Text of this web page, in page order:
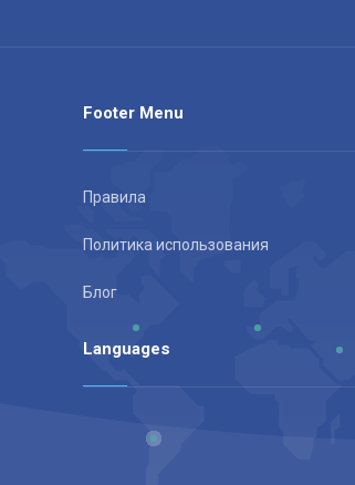
Footer Menu
Правила
Политика использования
Блог
Languages